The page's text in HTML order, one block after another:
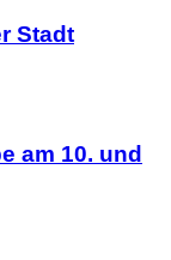
Stadt
am 10. und